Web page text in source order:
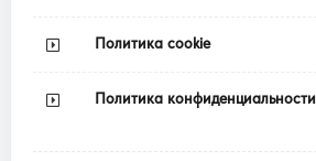
Политика cookie
Политика конфиденциальности